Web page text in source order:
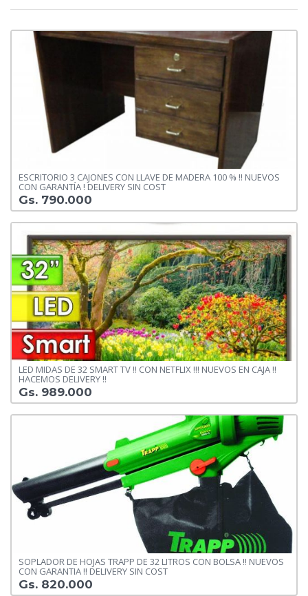
ESCRITORIO 3 CAJONES CON LLAVE DE MADERA 100 % !! NUEVOS
CON GARANTÍA ! DELIVERY SIN COST
Gs. 790.000
LED MIDAS DE 32 SMART TV !! CON NETFLIX !!! NUEVOS EN CAJA !!
HACEMOS DELIVERY !!
Gs. 989.000
SOPLADOR DE HOJAS TRAPP DE 32 LITROS CON BOLSA !! NUEVOS
CON GARANTIA !! DELIVERY SIN COST
Gs. 820.000